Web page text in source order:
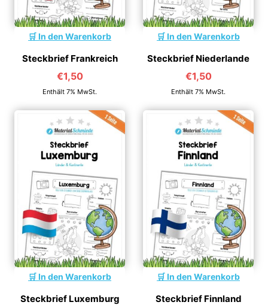
In den Warenkorb
Steckbrief Frankreich
€1,50
Enthält 7% MwSt.
In den Warenkorb
Steckbrief Niederlande
€1,50
Enthält 7% MwSt.
In den Warenkorb
Steckbrief Luxemburg
In den Warenkorb
Steckbrief Finnland